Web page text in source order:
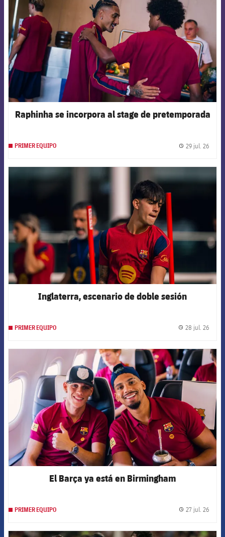
Raphinha se incorpora al stage de pretemporada
PRIMER EQUIPO 29 jul. 26
Inglaterra, escenario de doble sesión
PRIMER EQUIPO 28 jul. 26
FCB Barcelona badge
El Barça ya está en Birmingham
PRIMER EQUIPO 27 jul. 26